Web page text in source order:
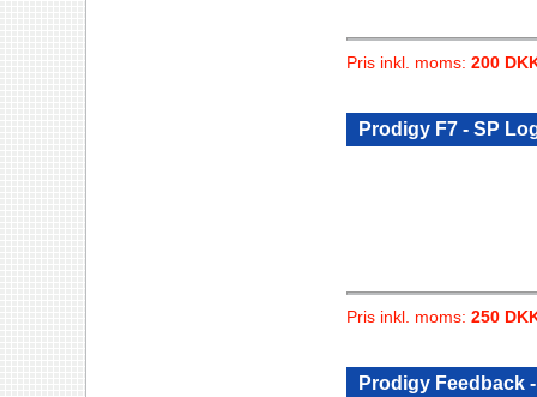
Pris inkl. moms: 200
Prodigy F7 - SP
Pris inkl. moms: 250
Prodigy Feedback